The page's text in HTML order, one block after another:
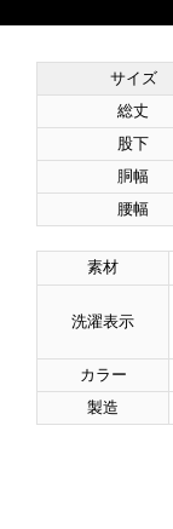
サイズ
総丈
股下
胴幅
腰幅
素材
洗濯表示
カラー
製造